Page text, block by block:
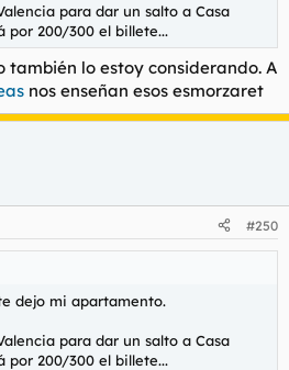
para dar un salto a Casa
por 200/300 el billete...
también lo estoy considerando. A
nos enseñan esos esmorzaret
#250
dejo mi apartamento.
para dar un salto a Casa
por 200/300 el billete...